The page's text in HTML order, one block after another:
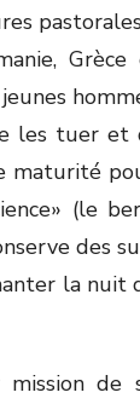
Grèce
les tuer
maturité
(le
des
la nuit
de